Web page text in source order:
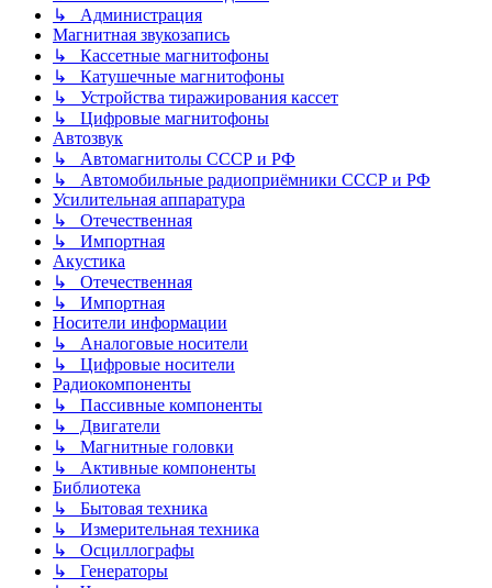
↳ Администрация
Магнитная звукозапись
↳ Кассетные магнитофоны
↳ Катушечные магнитофоны
↳ Устройства тиражирования кассет
↳ Цифровые магнитофоны
Автозвук
↳ Автомагнитолы СССР и РФ
↳ Автомобильные радиоприёмники СССР и РФ
Усилительная аппаратура
↳ Отечественная
↳ Импортная
Акустика
↳ Отечественная
↳ Импортная
Носители информации
↳ Аналоговые носители
↳ Цифровые носители
Радиокомпоненты
↳ Пассивные компоненты
↳ Двигатели
↳ Магнитные головки
↳ Активные компоненты
Библиотека
↳ Бытовая техника
↳ Измерительная техника
↳ Осциллографы
↳ Генераторы